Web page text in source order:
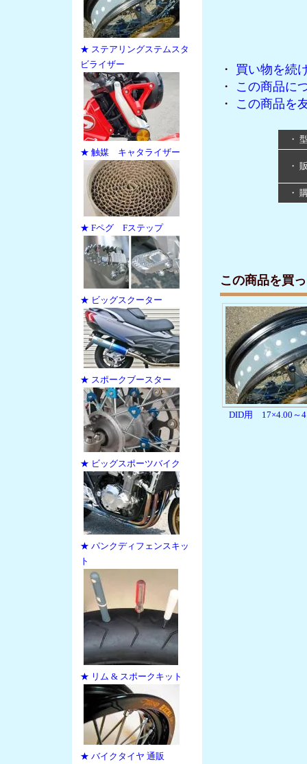
★ ステアリングステムスタ
ビライザー
★ 触媒 キャタライザー
★ Fペグ Fステップ
★ ビッグスクーター
★ スポークブースター
★ ビッグスポーツバイク
★ パンクディフェンスキッ
ト
★ リム & スポークキット
★ バイクタイヤ 通販
・ 買い物を続
・ この商品に
・ この商品を
・
・
・
この商品を買
DID用 17×4.00～